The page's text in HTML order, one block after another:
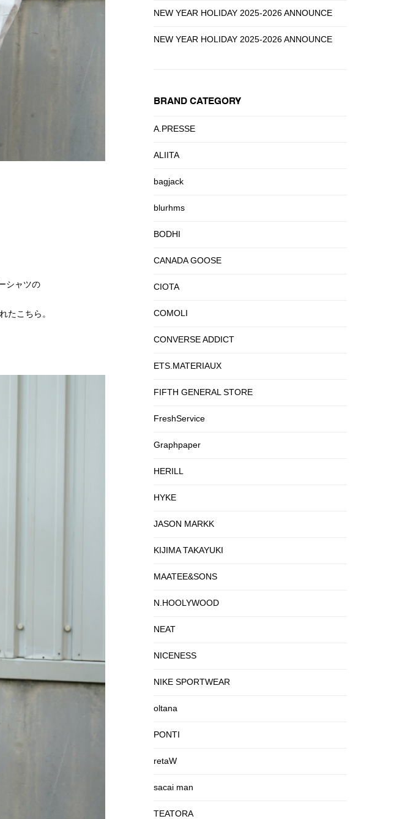
シャツの
たこちら。
NEW YEAR HOLIDAY 2025-2026 ANNOUNCE
NEW YEAR HOLIDAY 2025-2026 ANNOUNCE
BRAND CATEGORY
A.PRESSE
ALIITA
bagjack
blurhms
BODHI
CANADA GOOSE
CIOTA
COMOLI
CONVERSE ADDICT
ETS.MATERIAUX
FIFTH GENERAL STORE
FreshService
Graphpaper
HERILL
HYKE
JASON MARKK
KIJIMA TAKAYUKI
MAATEE&SONS
N.HOOLYWOOD
NEAT
NICENESS
NIKE SPORTWEAR
oltana
PONTI
retaW
sacai man
TEATORA